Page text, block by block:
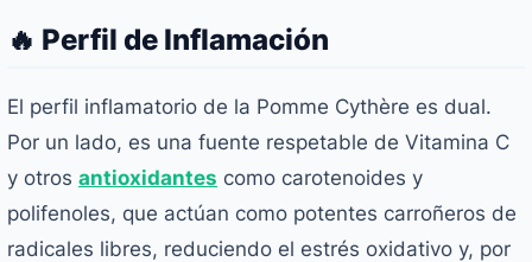
🔥 Perfil de Inflamación
El perfil inflamatorio de la Pomme Cythère es dual.
Por un lado, es una fuente respetable de Vitamina C
y otros antioxidantes como carotenoides y
polifenoles, que actúan como potentes carroñeros de
radicales libres, reduciendo el estrés oxidativo y, por